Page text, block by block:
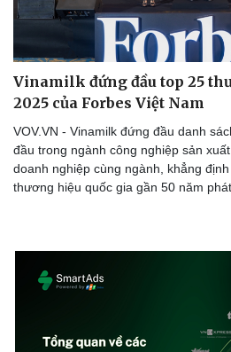
Văn học
Âm nhạc
Di sản
Vinamilk đứng đầu top 25
2025 của Forbes Việt Nam
VOV.VN - Vinamilk đứng đầu danh
đầu trong ngành công nghiệp sản
doanh nghiệp cùng ngành, khẳng
thương hiệu quốc gia gần 50 năm phát